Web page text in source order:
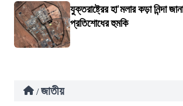
যুক্তরাষ্ট্রের হা'মলার কড়া নিন্দা
প্রতিশোধের হুমকি
/ জাতীয়